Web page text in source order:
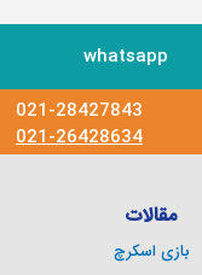
whatsapp
021-28427843
021-26428634
مقالات
بازی اسکرچ